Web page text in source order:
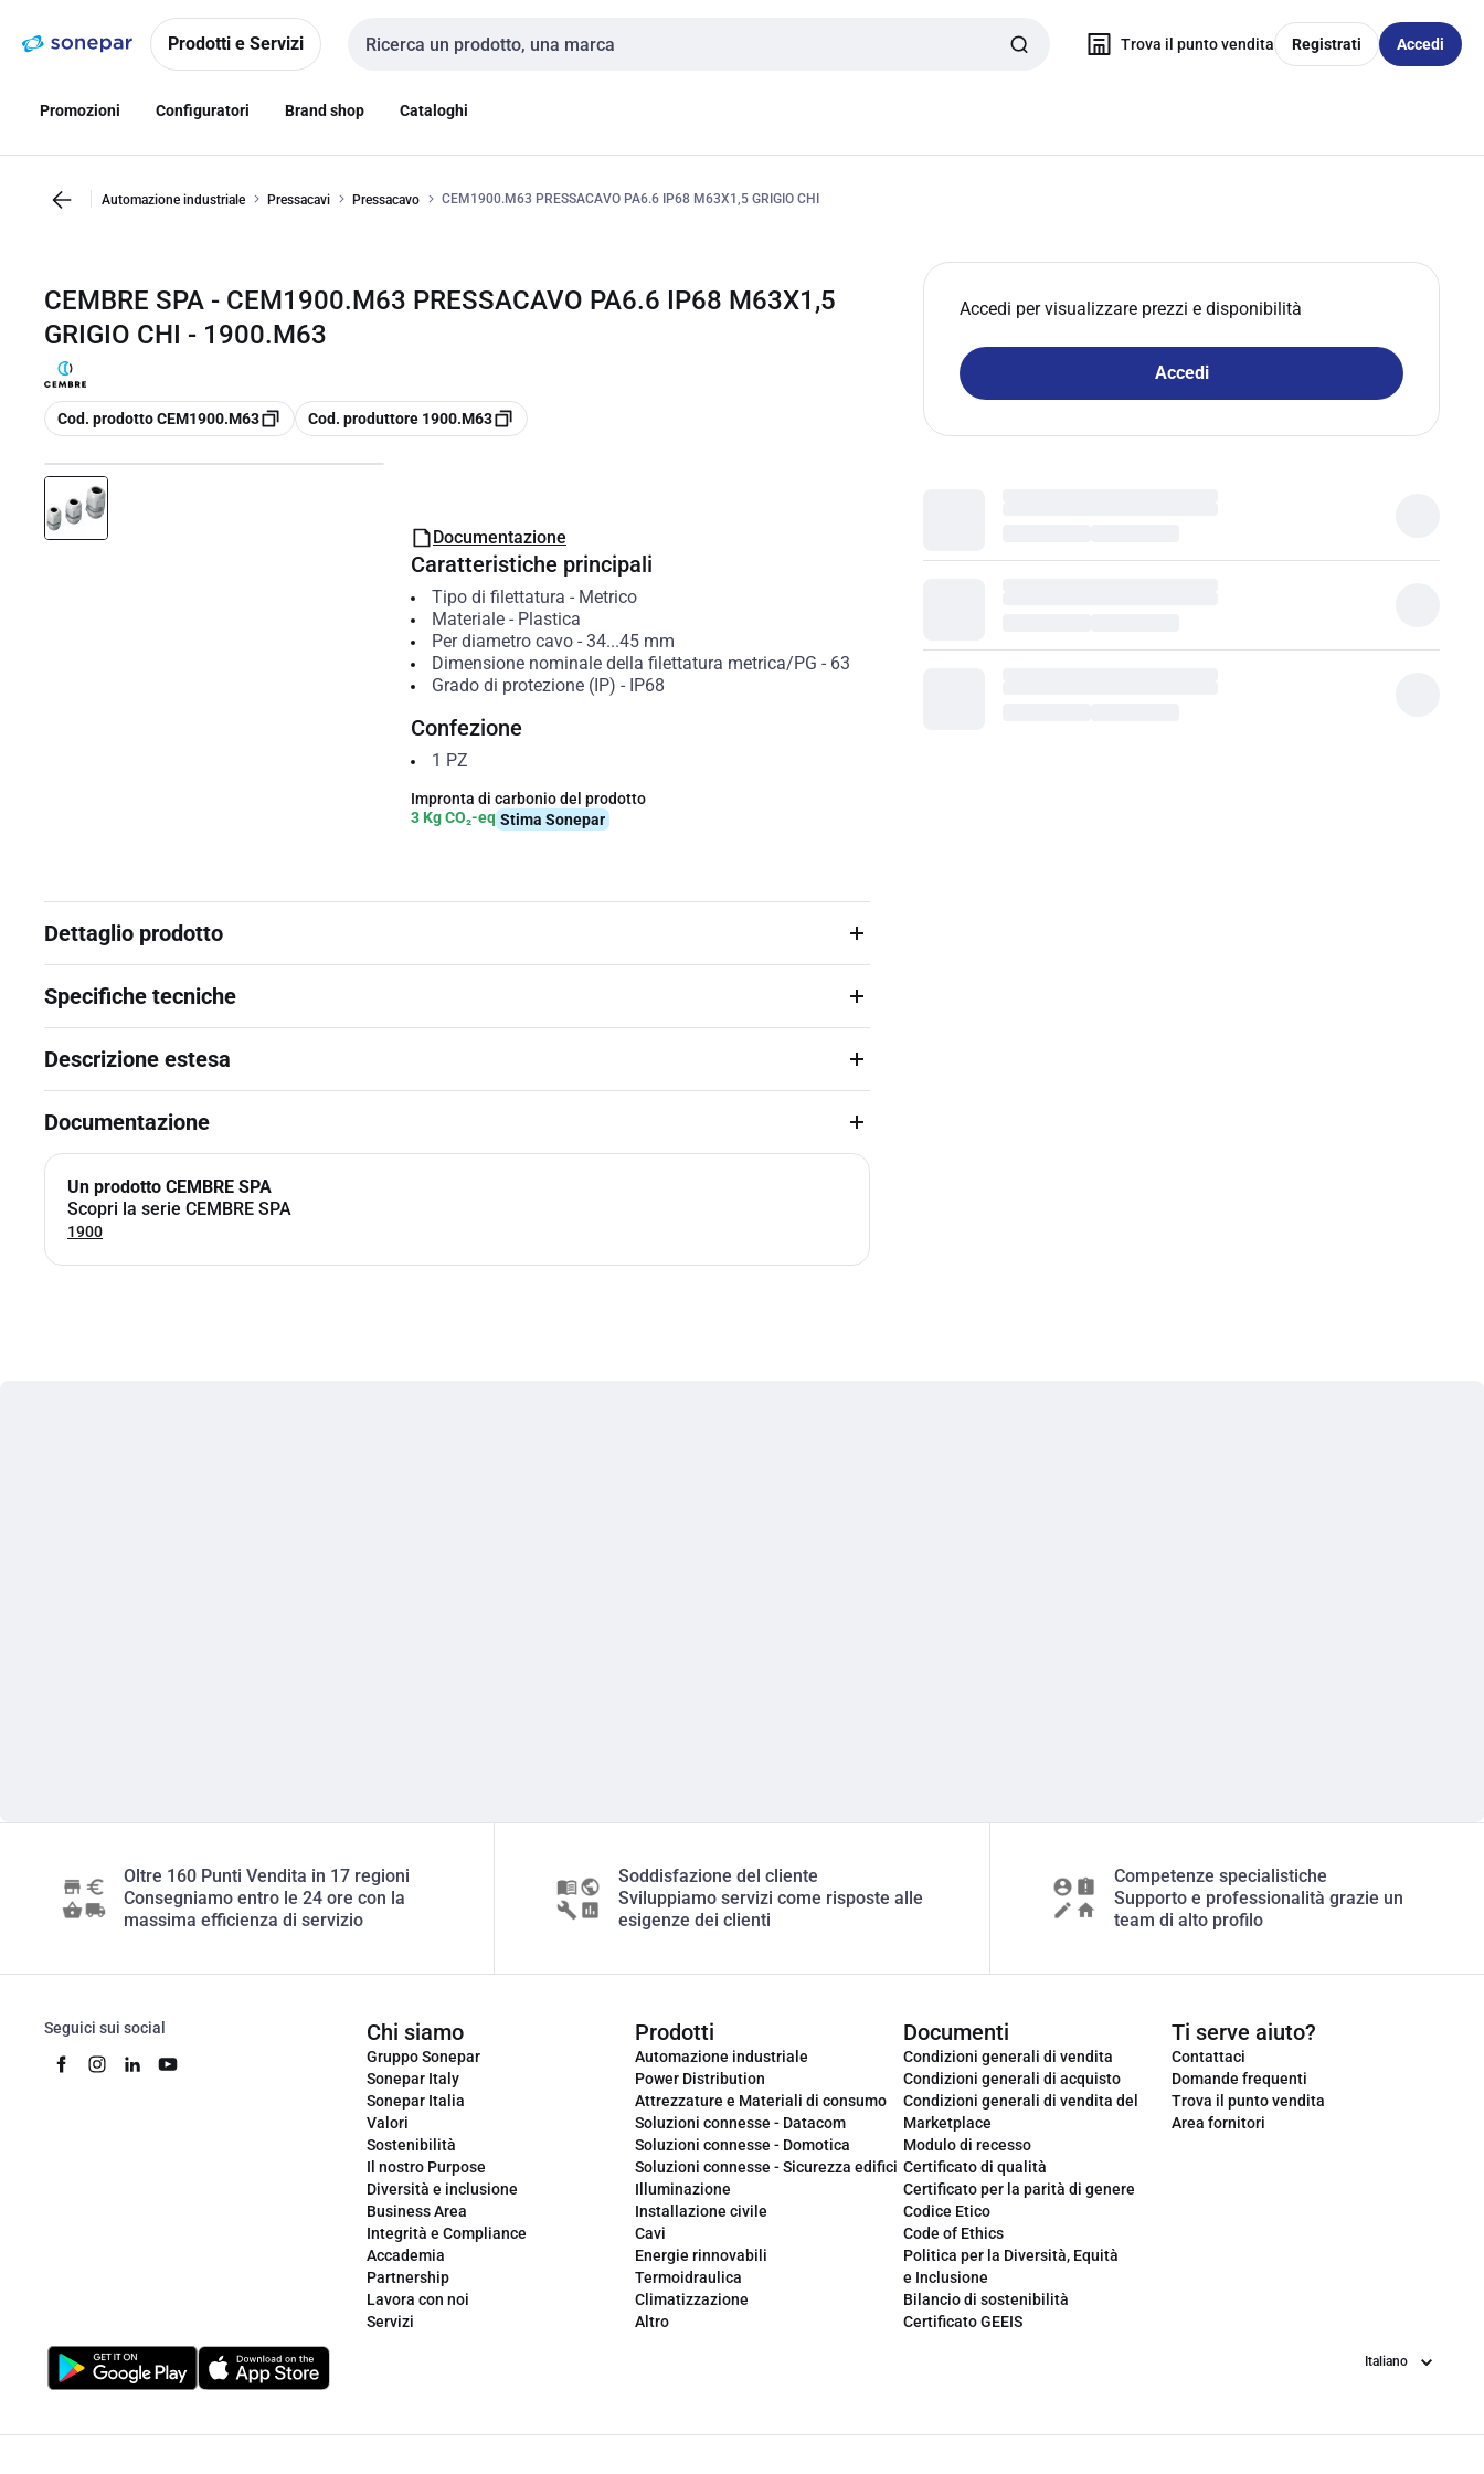
navigazionealla
Prodotti e Servizi
Cerca input
Trova il punto vendita Registrati Accedi
Promozioni Configuratori Brand shop Cataloghi
Automazione industriale Pressacavi Pressacavo CEM1900.M63 PRESSACAVO PA6.6 IP68 M63X1,5 GRIGIO CHI
CEMBRE SPA - CEM1900.M63 PRESSACAVO PA6.6 IP68 M63X1,5
GRIGIO CHI - 1900.M63
copia
Cod. prodotto CEM1900.M63 copia
Cod. produttore 1900.M63
Accedi per visualizzare prezzi e disponibilità
Accedi
Documentazione
Caratteristiche principali
Tipo di filettatura - Metrico
Materiale- Plastica
Per diametro cavo- 34...45 mm
Dimensione nominale della filettatura metrica/PG - 63
Grado di protezione (IP) - IP68
Confezione
1 PZ
Impronta di carbonio del prodotto
3 Kg CO₂-eq Stima Sonepar
Dettaglio prodotto
Specifiche tecniche
Descrizione estesa
Documentazione
Un prodotto CEMBRE SPA
Scopri la serie CEMBRE SPA
1900
Oltre 160 Punti Vendita in 17 regioni
Consegniamo entro le 24 ore con la
massima efficienza di servizio
Soddisfazione del cliente
Sviluppiamo servizi come risposte alle
esigenze dei clienti
Competenze specialistiche
Supporto e professionalità grazie un
team di alto profilo
Seguici sui social Chi siamo
Gruppo Sonepar
Sonepar Italy
Sonepar Italia
Valori
Sostenibilità
Il nostro Purpose
Diversità e inclusione
Business Area
Integrità e Compliance
Accademia
Partnership
Lavora con noi
Servizi
Prodotti
Automazione industriale
Power Distribution
Attrezzature e Materiali di consumo
Soluzioni connesse - Datacom
Soluzioni connesse - Domotica
Soluzioni connesse - Sicurezza edifici
Illuminazione
Installazione civile
Cavi
Energie rinnovabili
Termoidraulica
Climatizzazione
Altro
Documenti
Condizioni generali di vendita
Condizioni generali di acquisto
Condizioni generali di vendita del
Marketplace
Modulo di recesso
Certificato di qualità
Certificato per la parità di genere
Codice Etico
Code of Ethics
Politica per la Diversità, Equità
e Inclusione
Bilancio di sostenibilità
Certificato GEEIS
Ti serve aiuto?
Contattaci
Domande frequenti
Trova il punto vendita
Area fornitori
Lingua